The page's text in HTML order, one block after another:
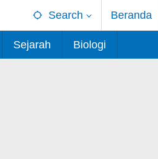
Search Beranda
Sejarah Biologi